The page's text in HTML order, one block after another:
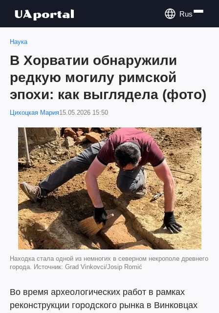
Rus
Наука
В Хорватии обнаружили
редкую могилу римской
эпохи: как выглядела (фото)
Цихоцкая Мария15.05.2026 15:50
Находка стала одной из немногих в северном некрополе древнего
города. Источник: Grad Vinkovci/Josip Romić
Во время археологических работ в рамках
реконструкции городского рынка в Винковцах